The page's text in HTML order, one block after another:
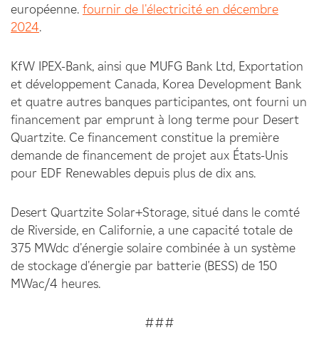
européenne. fournir de l'électricité en décembre
2024.
KfW IPEX-Bank, ainsi que MUFG Bank Ltd, Exportation
et développement Canada, Korea Development Bank
et quatre autres banques participantes, ont fourni un
financement par emprunt à long terme pour Desert
Quartzite. Ce financement constitue la première
demande de financement de projet aux États-Unis
pour EDF Renewables depuis plus de dix ans.
Desert Quartzite Solar+Storage, situé dans le comté
de Riverside, en Californie, a une capacité totale de
375 MWdc d'énergie solaire combinée à un système
de stockage d'énergie par batterie (BESS) de 150
MWac/4 heures.
###